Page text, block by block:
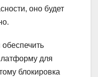
оно будет
для
блокировка